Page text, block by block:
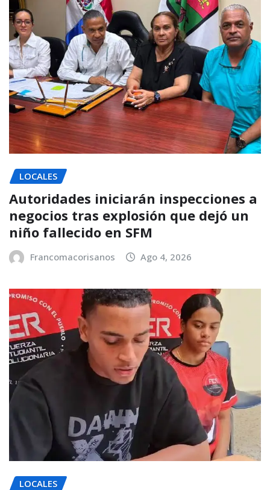
LOCALES
Autoridades iniciarán inspecciones a
negocios tras explosión que dejó un
niño fallecido en SFM
Francomacorisanos Ago 4, 2026
LOCALES